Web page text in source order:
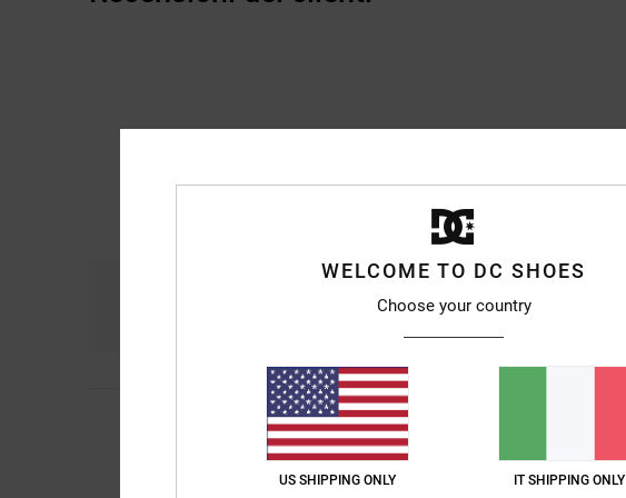
Josep M
Sono belle
Mostra originale - Castellano
Comfort
Rapporto qualità-prezzo: 4/5
WELCOME TO DC SHOES
Choose your country
US SHIPPING ONLY IT SHIPPING ONLY